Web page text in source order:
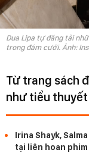
Dua Lipa tự đăng tải
trong đám cưới. Ảnh:
Từ trang sách
như tiểu
Irina Shayk,
tại liên hoan